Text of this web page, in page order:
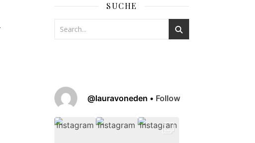
SUCHE
@lauravoneden • Follow